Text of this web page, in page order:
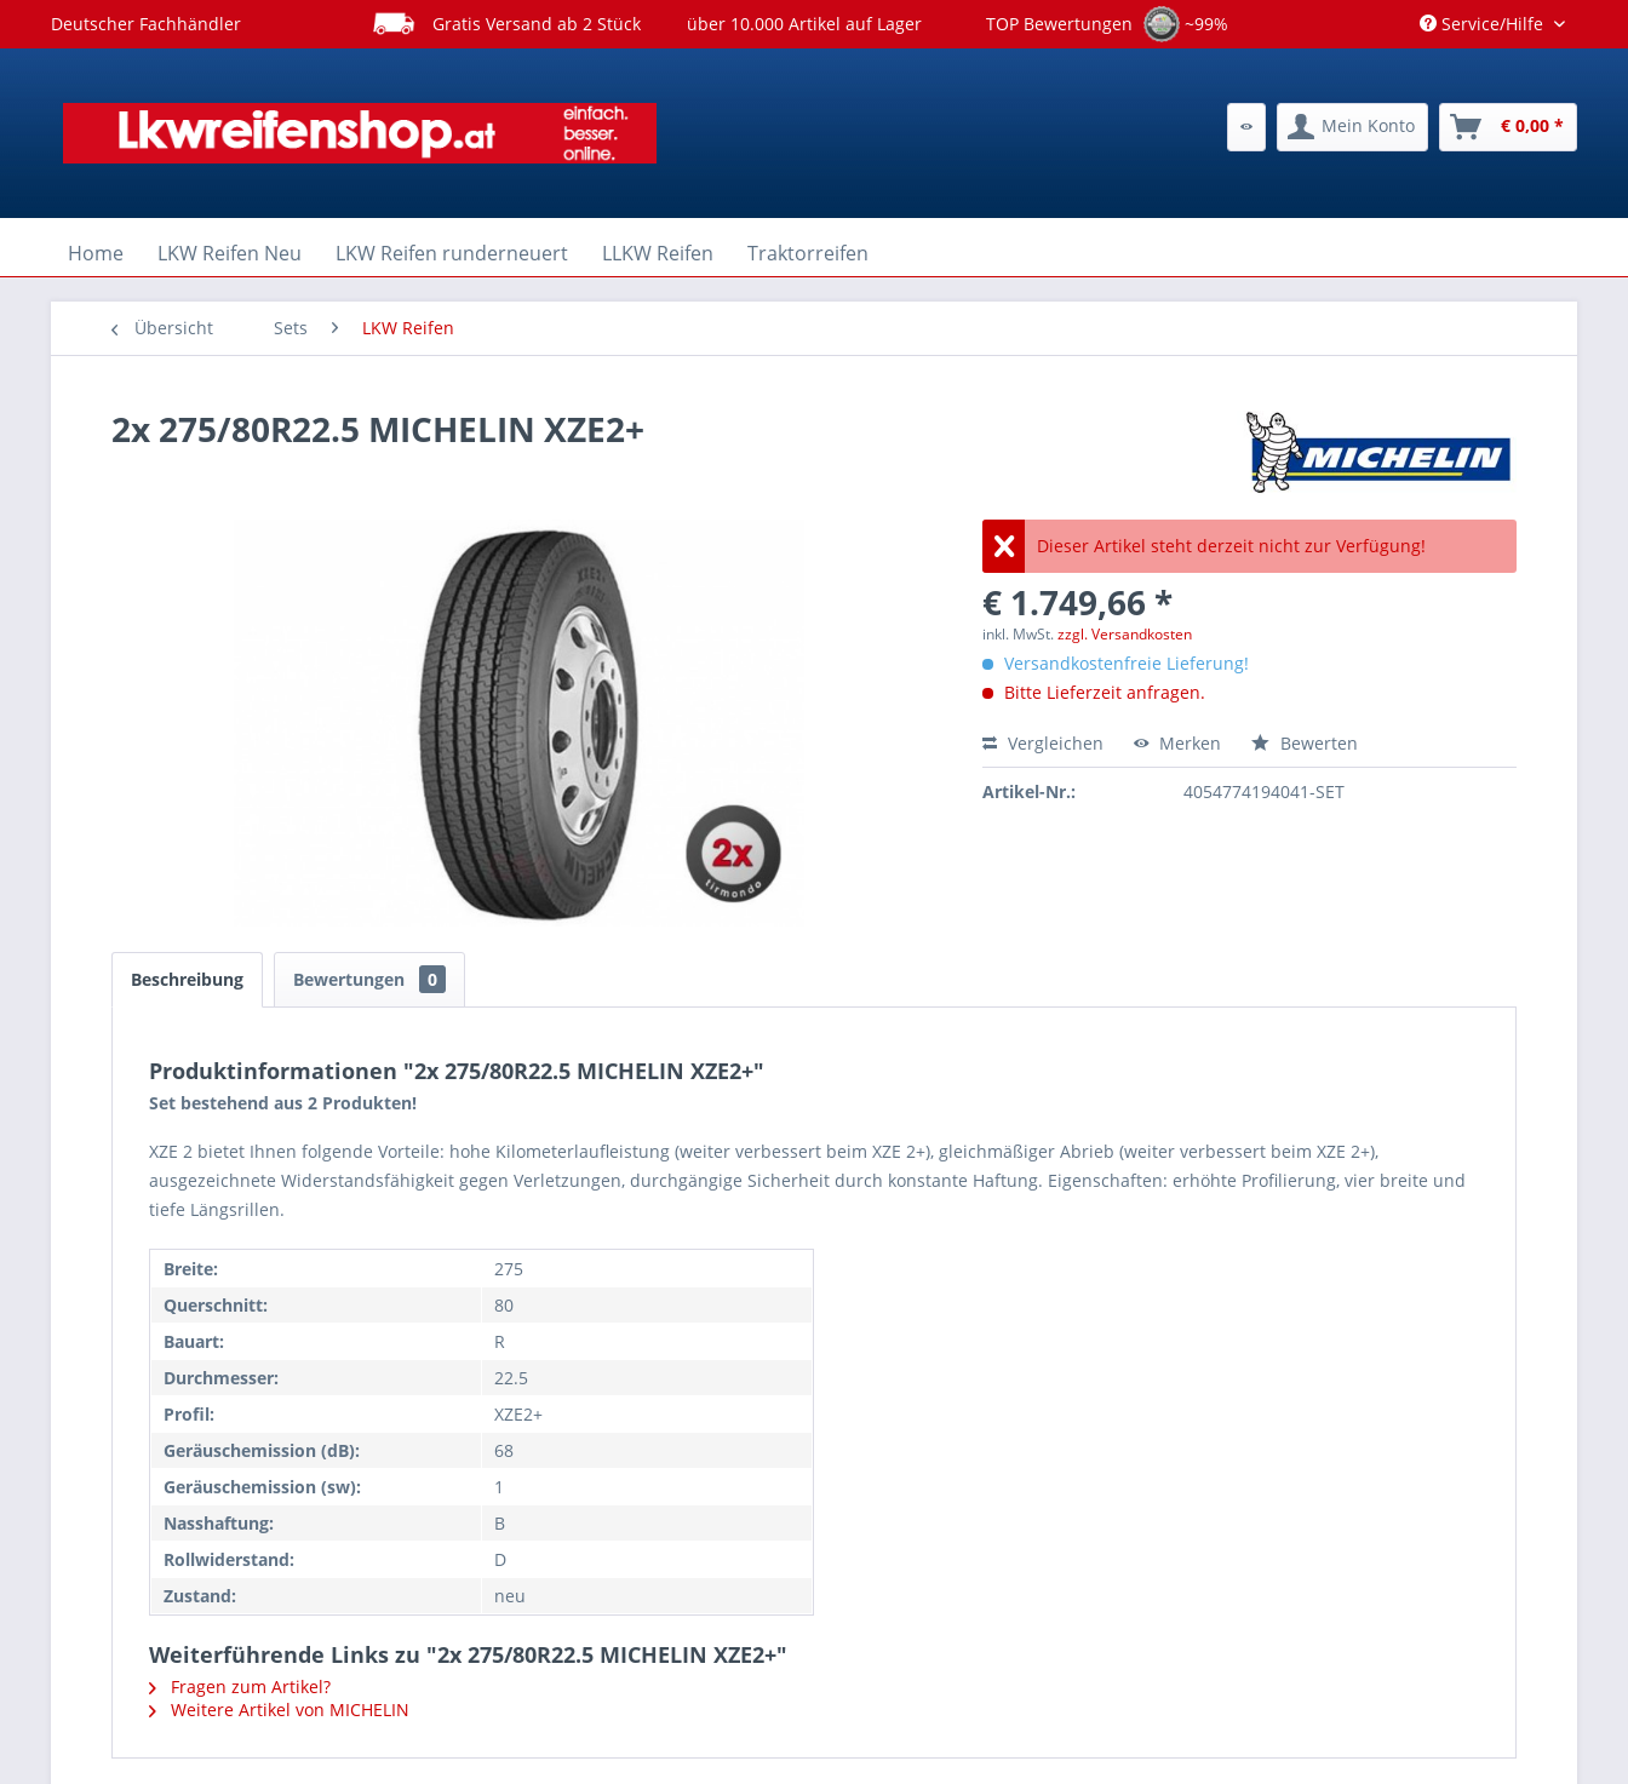
Deutscher Fachhändler Gratis Versand ab 2 Stück über 10.000 Artikel auf Lager TOP Bewertungen ~99% Service/Hilfe
Mein Konto € 0,00 *
Home LKW Reifen Neu LKW Reifen runderneuert LLKW Reifen Traktorreifen
Übersicht Sets LKW Reifen
2x 275/80R22.5 MICHELIN XZE2+
Dieser Artikel steht derzeit nicht zur Verfügung!
€ 1.749,66 *
inkl. MwSt.zzgl. Versandkosten
Versandkostenfreie Lieferung!
Bitte Lieferzeit anfragen.
Vergleichen Merken Bewerten
Artikel-Nr.: 4054774194041-SET
Beschreibung Bewertungen 0
Produktinformationen "2x 275/80R22.5 MICHELIN XZE2+"
Set bestehend aus 2 Produkten!
XZE 2 bietet Ihnen folgende Vorteile: hohe Kilometerlaufleistung (weiter verbessert beim XZE 2+), gleichmäßiger Abrieb (weiter verbessert beim XZE 2+),
ausgezeichnete Widerstandsfähigkeit gegen Verletzungen, durchgängige Sicherheit durch konstante Haftung. Eigenschaften: erhöhte Profilierung, vier breite und
tiefe Längsrillen.
Breite:
275
Querschnitt:
80
Bauart:
R
Durchmesser:
22.5
Profil:
XZE2+
Geräuschemission (dB):
68
Geräuschemission (sw):
1
Nasshaftung:
B
Rollwiderstand:
D
Zustand:
neu
Weiterführende Links zu "2x 275/80R22.5 MICHELIN XZE2+"
Fragen zum Artikel?
Weitere Artikel von MICHELIN